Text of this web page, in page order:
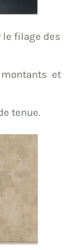
filage des
montants et
tenue.